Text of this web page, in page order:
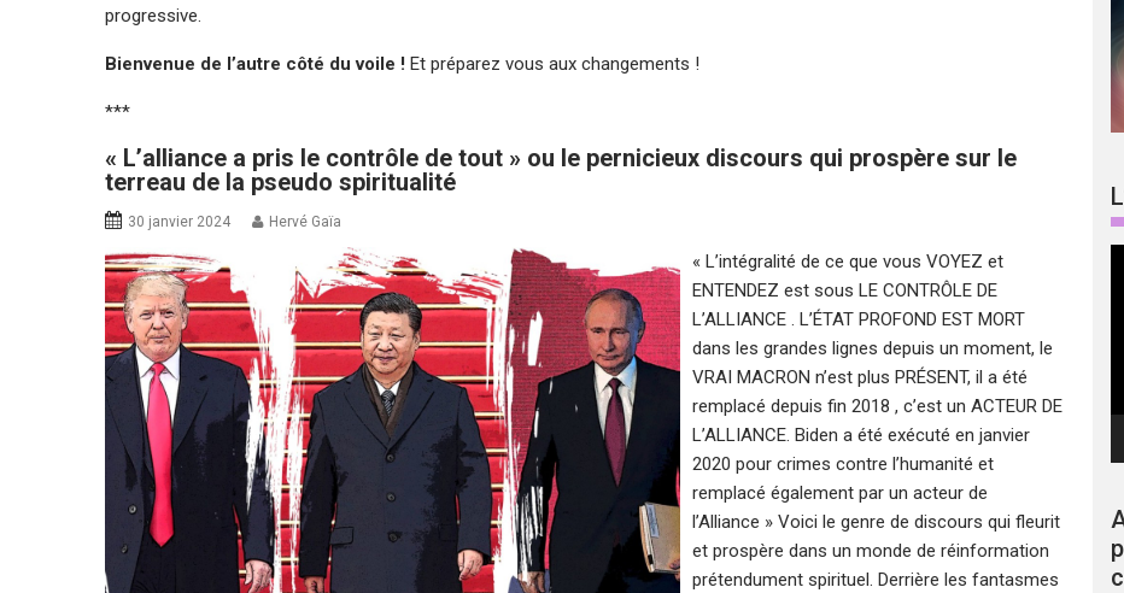
progressive.
Bienvenue de l’autre côté du voile ! Et préparez vous aux changements !
***
« L’alliance a pris le contrôle de tout » ou le pernicieux discours qui prospère sur le
terreau de la pseudo spiritualité
30 janvier 2024 Hervé Gaïa
« L’intégralité de ce que vous VOYEZ et
ENTENDEZ est sous LE CONTRÔLE DE
L’ALLIANCE . L’ÉTAT PROFOND EST MORT
dans les grandes lignes depuis un moment, le
VRAI MACRON n’est plus PRÉSENT, il a été
remplacé depuis fin 2018 , c’est un ACTEUR DE
L’ALLIANCE. Biden a été exécuté en janvier
2020 pour crimes contre l’humanité et
remplacé également par un acteur de
l’Alliance » Voici le genre de discours qui fleurit
et prospère dans un monde de réinformation
prétendument spirituel. Derrière les fantasmes